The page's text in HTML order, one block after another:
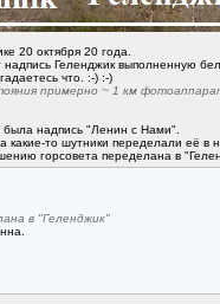
20 октября 20 года.
Геленджик выполненную
что. :-) :-)
примерно ~ 1 км
надпись "Ленин с Нами".
какие-то шутники переделали её в
горсовета переделана в
в "Геленджик"